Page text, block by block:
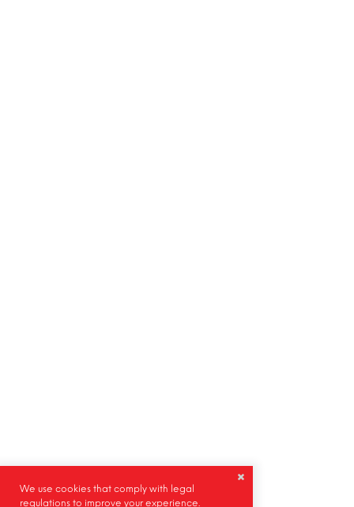
We use cookies that comply with legal
regulations to improve your experience.